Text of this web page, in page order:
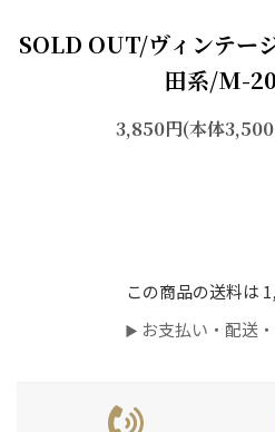
SOLD OUT/ヴィンテー
田系/M-
3,850円(本体
この商品の送料は
▶ お支払い・配送